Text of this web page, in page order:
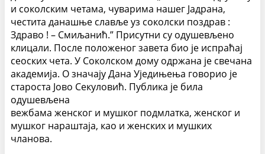
и соколским четама, чуварима нашег Јадрана,
честита данашње славље уз соколски поздрав :
Здраво ! – Смиљанић.” Присутни су одушевљено
клицали. После положеног завета био је испраћај
сеоских чета. У Соколском дому одржана је свечана
академија. О значају Дана Уједињења говорио је
староста Јово Секуловић. Публика је била
одушевљена
вежбама женског и мушког подмлатка, женског и
мушког нараштаја, као и женских и мушких
чланова.